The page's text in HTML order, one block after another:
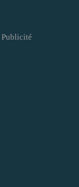
Publicité